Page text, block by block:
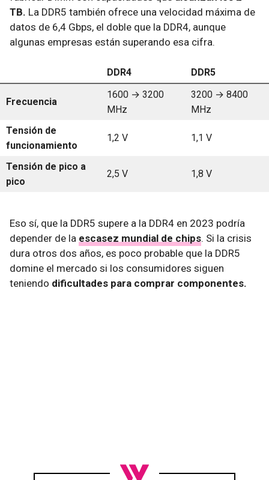
TB. La DDR5 también ofrece una velocidad máxima de
datos de 6,4 Gbps, el doble que la DDR4, aunque
algunas empresas están superando esa cifra.
DDR4 DDR5
Frecuencia
1600 → 3200
MHz
3200 → 8400
MHz
Tensión de
funcionamiento
1,2 V 1,1 V
Tensión de pico a
pico
2,5 V 1,8 V
Eso sí, que la DDR5 supere a la DDR4 en 2023 podría
depender de la escasez mundial de chips. Si la crisis
dura otros dos años, es poco probable que la DDR5
domine el mercado si los consumidores siguen
teniendo dificultades para comprar componentes.